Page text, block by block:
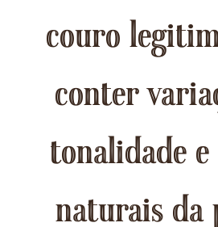
couro
conter
tonalidade e
naturais da